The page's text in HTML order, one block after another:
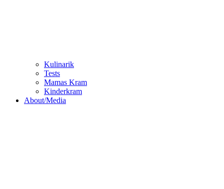
Kulinarik
Tests
Mamas Kram
Kinderkram
About/Media